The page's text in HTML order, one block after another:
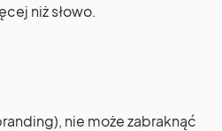
niż słowo.
nie może zabraknąć